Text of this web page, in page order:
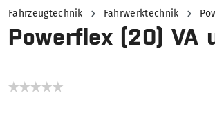
Fahrzeugtechnik Fahrwerktechnik
Powerflex (20) VA